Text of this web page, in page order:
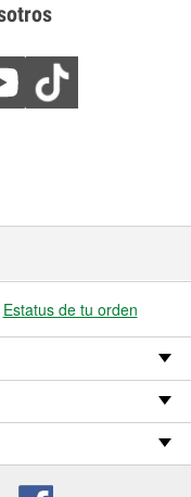
Estatus de tu orden